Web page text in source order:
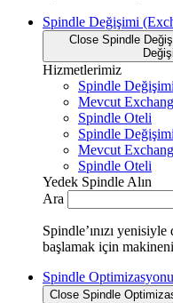
Spindle Değişimi
Close Spindle
Hizmetlerimiz
Spindle Değişimi
Mevcut
Spindle Oteli
Spindle Değişimi
Mevcut
Spindle Oteli
Yedek Spindle Alın
Ara
Spindle’ınızı
başlamak için
Spindle Optimizasyonu
Close Spindle